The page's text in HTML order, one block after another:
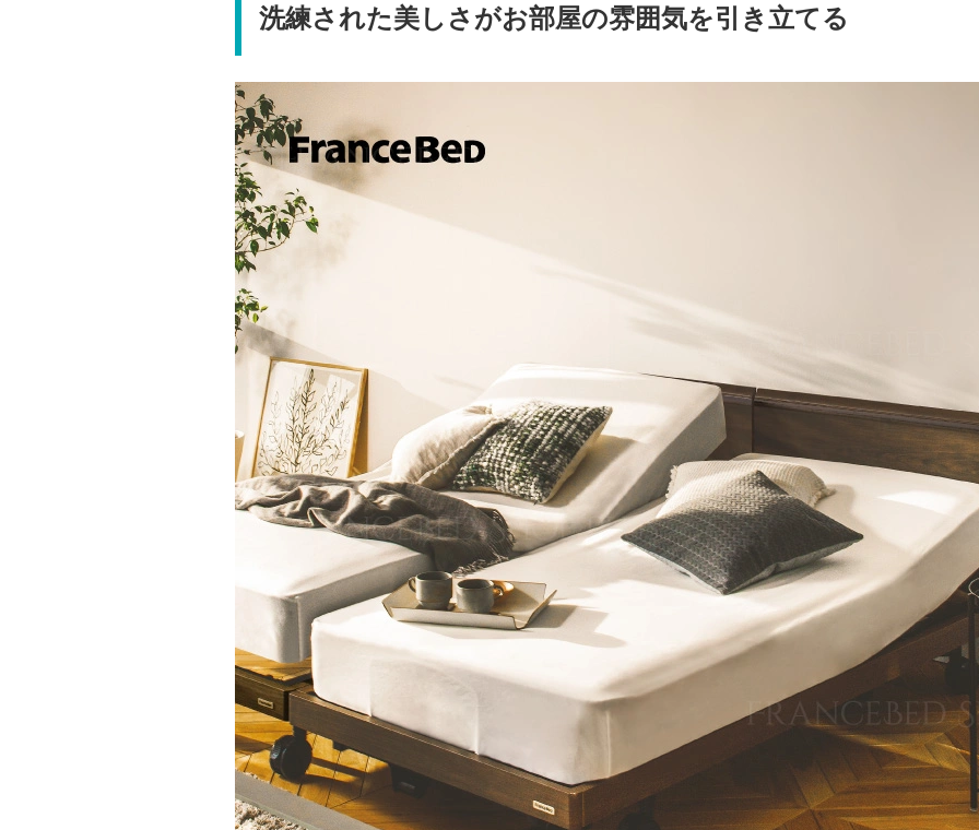
洗練された美しさがお部屋の雰囲気を引き立てる